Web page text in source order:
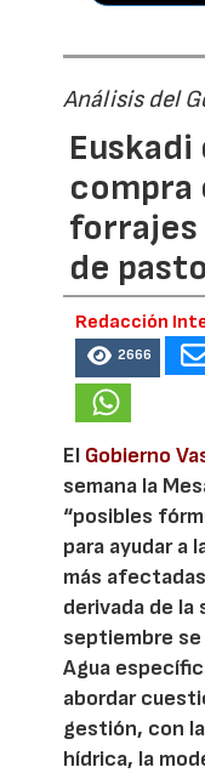
Análisis del
compra
forrajes
de
Redacción
2666
El Gobierno
semana la
“posibles
para ayudar a
más
derivada de la
septiembre
Agua
abordar
gestión, con
hídrica, la